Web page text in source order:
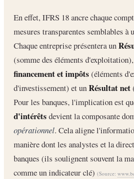
En effet, IFRS 18 ancre chaque
mesures transparentes semblables à
Chaque entreprise présentera un
(somme des éléments
financement et impôts (éléments
d'investissement) et unRésultat net
Pour les banques, l'implication est
d'intérêts devient la composante
opérationnel. Cela aligne
manière dont les analystes et la
banques (ils soulignent souvent la
comme un indicateur clé) (Source: